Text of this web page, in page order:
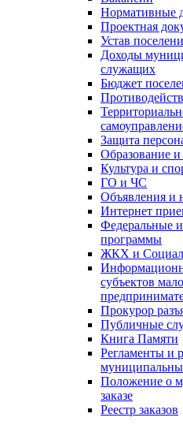
Нормативные
Проектная
Устав
Доходы
служащих
Бюджет
Защита
Образование
Культура и
ГО и ЧС
Объявления и
Интернет
Федеральные
программы
ЖКХ и
субъектов
Прокурор
Публичные
Книга Памяти
Регламенты и
Положение о
заказе
Реестр заказов